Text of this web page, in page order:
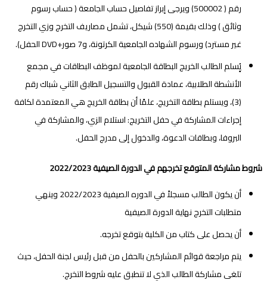
رقم ( 500002) ويرجى إبراز تفاصيل حساب الجامعة ( حساب رسوم
وثائق ) وذلك بقيمة (550) شيكل، تشمل مصاريف التخرج وزي التخرج
غير مسترد) ورسوم الشهاده الجامعية الكرتونة، و7 صور+DVD الحفل).
يٍُسلم الطالب الخريج البطاقة الجامعية لموظف البطاقات في مجمع
الأنشطة الطلابية، عمادة القبول والتسجيل الطابق الثاني شباك رقم
(3)، ويستلم بطاقة التخريج، علمًا أن بطاقة الخريج هي المعتمدة لكافة
إجراءات المشاركة في حفل التخريج: استلام الزي، والمشاركة في
البروفا، وبطاقات الدعوة، والدخول إلى مدرج الحفل.
شروط مشاركة المتوقع تخرجهم في الدورة الصيفية 2022/2023
أن يكون الطالب مسجلاً في الدوره الصيفية 2022/2023 وينهي
متطلبات التخرج نهاية الدورة الصيفية
أن يحصل على كتاب من الكلية بتوقع تخرجه.
يتم مراجعة قوائم المشاركين بالحفل من قبل رئيس لجنة الحفل، حيث
تلغى مشاركة الطالب الذي لا تنطبق عليه شروط التخرج.